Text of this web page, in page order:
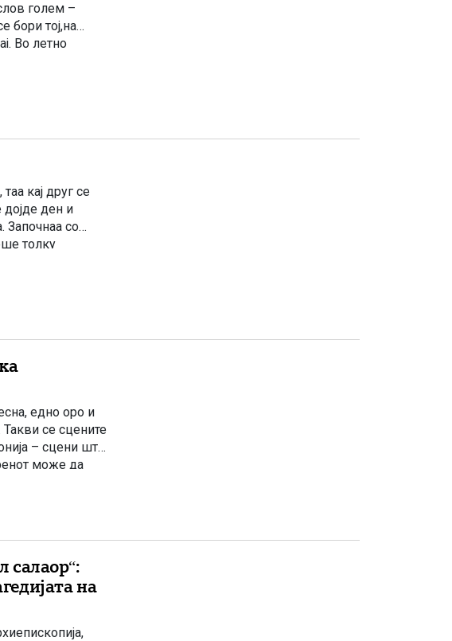
голем –
бори тој,на
Во летно
приказни […]
кај друг се
дојде ден и
Започнаа со
толку
едно оро и
се сцените
– сцени што
може да
салаор“:
на